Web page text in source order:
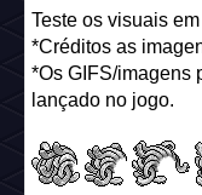
Teste os visuais
*Créditos as
*Os GIFS/imagens
lançado no jogo.